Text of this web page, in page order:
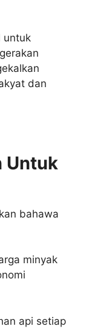
untuk
dan
Untuk
bahawa
minyak
api setiap